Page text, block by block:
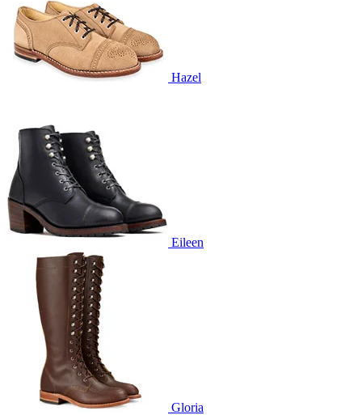
Hazel
Eileen
Gloria